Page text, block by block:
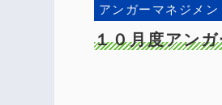
アンガーマネジメン
１０月度アン